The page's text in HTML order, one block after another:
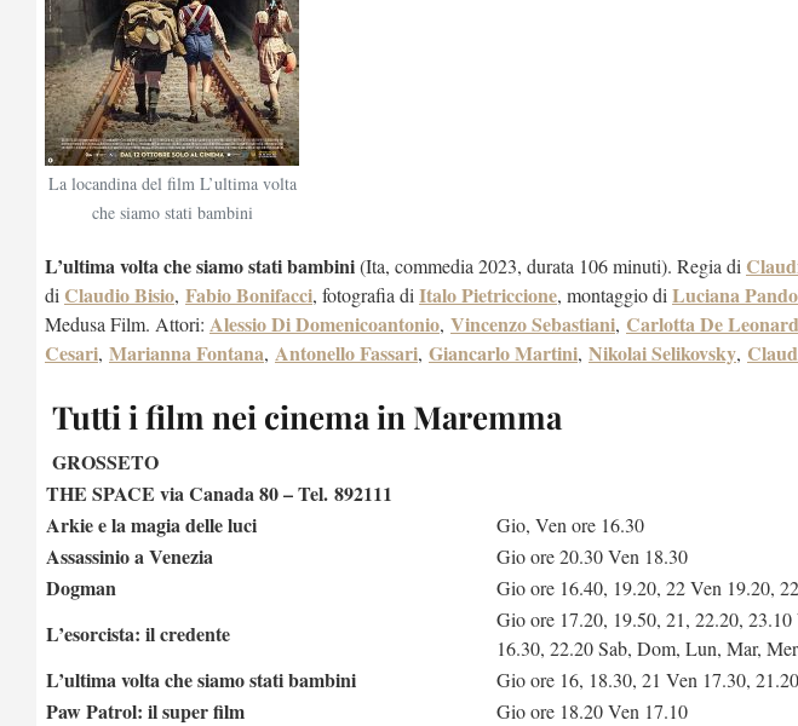
La locandina del film L’ultima volta
che siamo stati bambini
L’ultima volta che siamo stati bambini(Ita, commedia 2023, durata 106 minuti). Regia di
di Claudio Bisio, Fabio Bonifacci, fotografia di Italo Pietriccione, montaggio di Luciana
Medusa Film. Attori: Alessio Di Domenicoantonio, Vincenzo Sebastiani, Carlotta De
Cesari, Marianna Fontana, Antonello Fassari, Giancarlo Martini, Nikolai Selikovsky,
Tutti i film nei cinema in Maremma
GROSSETO
THE SPACE via Canada 80 – Tel. 892111
Arkie e la magia delle luci
Gio, Ven ore 16.30
Assassinio a Venezia Gio ore 20.30 Ven 18.30
Dogman Gio ore 16.40, 19.20, 22 Ven 19.20, 22
L’esorcista: il credente
Gio ore 17.20, 19.50, 21, 22.20, 23.10
16.30, 22.20 Sab, Dom, Lun, Mar,
L’ultima volta che siamo stati bambini Gio ore 16, 18.30, 21 Ven 17.30, 21.20
Paw Patrol: il super film Gio ore 18.20 Ven 17.10